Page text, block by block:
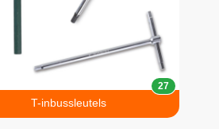
T-inbussleutels
27